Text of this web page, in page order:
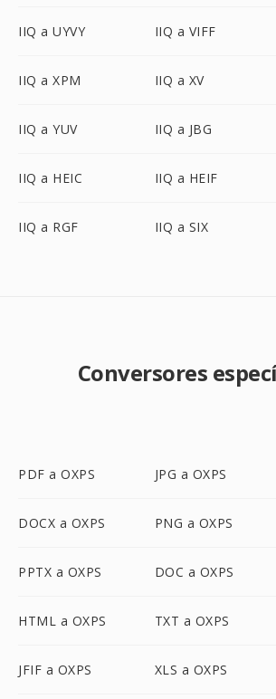
IIQ a UYVY IIQ a VIFF
IIQ a XPM IIQ a XV
IIQ a YUV IIQ a JBG
IIQ a HEIC IIQ a HEIF
IIQ a RGF IIQ a SIX
Conversores
PDF a OXPS JPG a OXPS
DOCX a OXPS PNG a OXPS
PPTX a OXPS DOC a OXPS
HTML a OXPS TXT a OXPS
JFIF a OXPS XLS a OXPS